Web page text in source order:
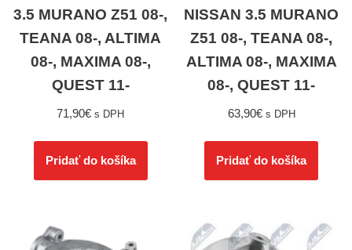
3.5 MURANO Z51 08-,
TEANA 08-, ALTIMA
08-, MAXIMA 08-,
QUEST 11-
71,90€ s DPH
Pridať do košíka
NISSAN 3.5 MURANO
Z51 08-, TEANA 08-,
ALTIMA 08-, MAXIMA
08-, QUEST 11-
63,90€ s DPH
Pridať do košíka